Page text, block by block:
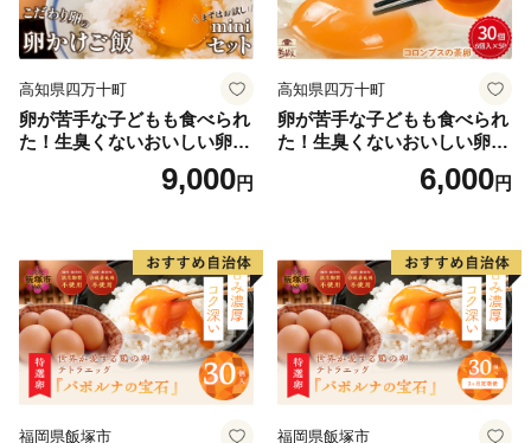
高知県四万十町
卵が苦手な子どもも食べられ
た！生臭くないおいしい卵を
味わう卵かけご飯ミニセット
(卵6個×2P、お米2合×1P、醤
9,000円
高知県四万十町
卵が苦手な子どもも食べられ
た！生臭くないおいしい卵 6
個入×5P／Gbn-A036,000円
福岡県飯塚市 福岡県飯塚市